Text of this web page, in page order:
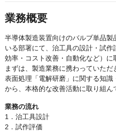
業務概要
半導体製造装置向けのバルブ単品
いる部署にて、治工具の設計・試
効率・コスト改善・自動化など）に
まずは、製造業務に携わっていた
表面処理「電解研磨」に関する知
から、本格的な改善活動に取り組ん
業務の流れ
1．治工具設計
2．試作評価